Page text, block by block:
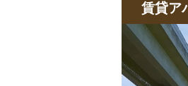
賃貸ア